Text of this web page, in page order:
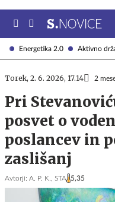
Energetika 2.0 Aktivno
Torek, 2. 6. 2026, 17.14 2
Pri
posvet o
poslancev in
zaslišanj
Avtorji: A. P. K., STA 5,35